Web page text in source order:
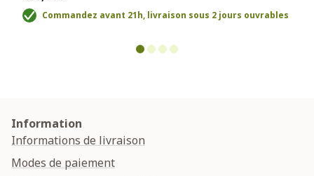
Commandez avant 21h, livraison sous 2 jours ouvrables
Information
Informations de livraison
Modes de paiement